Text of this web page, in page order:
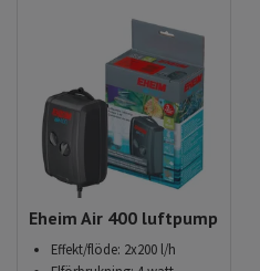
Eheim Air 400 luftpump
Effekt/flöde: 2x200 l/h